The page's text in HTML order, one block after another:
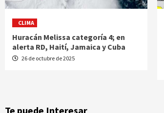
CLIMA
Huracán Melissa categoría 4; en
alerta RD, Haití, Jamaica y Cuba
26 de octubre de 2025
Te puede Interesar